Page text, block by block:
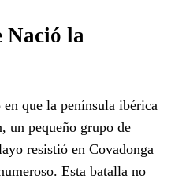
Nació la
que la península ibérica
un pequeño grupo de
resistió en Covadonga
Esta batalla no